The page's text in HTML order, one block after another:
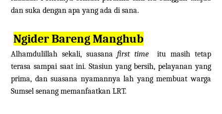
dan suka dengan apa yang ada di sana.
Ngider Bareng Manghub
Alhamdulillah sekali, suasana first time
itu masih tetap
terasa sampai saat ini. Stasiun yang bersih, pelayanan yang
prima, dan suasana nyamannya lah yang membuat warga
Sumsel senang memanfaatkan LRT.